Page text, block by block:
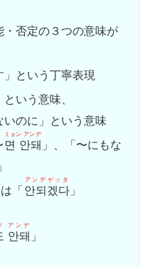
・否定の３つの意味が
」という丁寧表現
いう意味、
いのに」という意味
면 안돼
ミョン アンデ
」、「〜にもな
」
「안되겠다
アンデゲッタ
」
안돼
アンデ
」